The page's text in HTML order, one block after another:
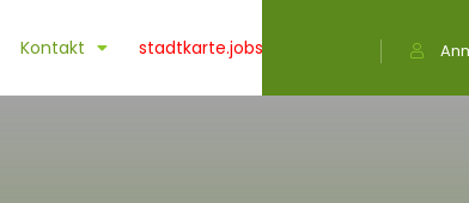
Kontakt stadtkarte.jobs